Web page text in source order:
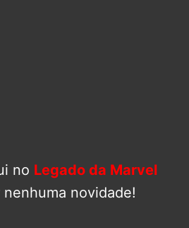
no Legado da Marvel
novidade!